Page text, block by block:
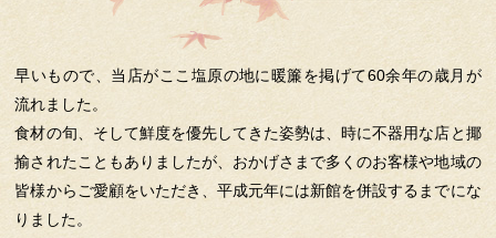
早いもので、当店がここ塩原の地に暖簾を掲げて60余年の歳月が
流れました。
食材の旬、そして鮮度を優先してきた姿勢は、時に不器用な店と揶
揄されたこともありましたが、おかげさまで多くのお客様や地域の
皆様からご愛顧をいただき、平成元年には新館を併設するまでにな
りました。